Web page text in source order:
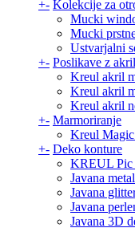
+- Kolekcije za
Mucki
Mucki
Ustvarjalni
+- Poslikave z
Kreul akril
Kreul akril
Kreul akril
+- Marmoriranje
Kreul
+- Deko konture
KREUL
Javana
Javana
Javana
Javana 3D